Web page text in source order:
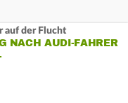
auf der Flucht
NACH AUDI-FAHRER